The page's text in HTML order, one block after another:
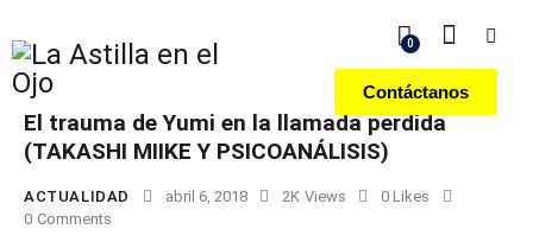
0
Contáctanos
El trauma de Yumi en la llamada perdida
(TAKASHI MIIKE Y PSICOANÁLISIS)
ACTUALIDAD abril 6, 2018 2K Views 0 Likes
0 Comments